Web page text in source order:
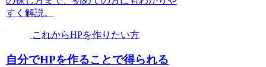
すく解説。
これからHPを作りたい方
自分でHPを作ることで得られる